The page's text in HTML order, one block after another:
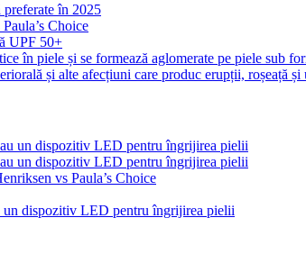
preferate în 2025
Choice
UPF 50+
în piele și se formează aglomerate pe piele sub
și alte afecțiuni care produc erupții, roșeață
un dispozitiv LED pentru îngrijirea pielii
un dispozitiv LED pentru îngrijirea pielii
vs Paula’s Choice
un dispozitiv LED pentru îngrijirea pielii